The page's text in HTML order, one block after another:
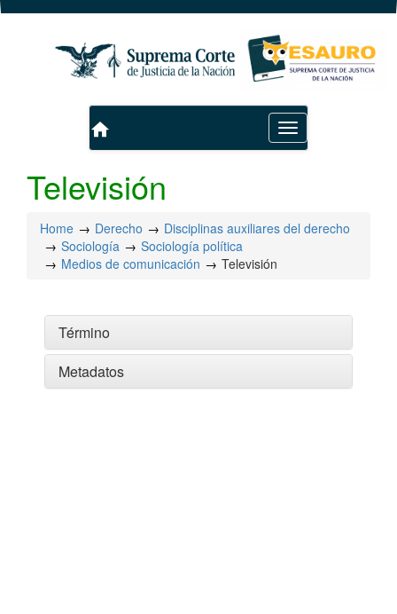
Toggle
navigation
home
Televisión
Home Derecho
Disciplinas auxiliares del derecho
Sociología
Sociología política
Medios de comunicación
Televisión
Término
Metadatos